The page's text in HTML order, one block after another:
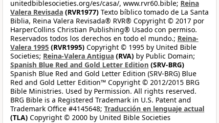
unitedbiblesocieties.org/es/casa/, www.rvr60.bible; Reina
Valera Revisada (RVR1977) Texto bíblico tomado de La Santa
Biblia, Reina Valera Revisada® RVR® Copyright © 2017 por
HarperCollins Christian Publishing® Usado con permiso.
Reservados todos los derechos en todo el mundo.; Reina-
Valera 1995 (RVR1995) Copyright © 1995 by United Bible
Societies; Reina-Valera Antigua (RVA) by Public Domain;
Spanish Blue Red and Gold Letter Edition (SRV-BRG)
Spanish Blue Red and Gold Letter Edition (SRV-BRG) Blue
Red and Gold Letter Edition™ Copyright © 2012/2015 BRG
Bible Ministries. Used by Permission. All rights reserved.
BRG Bible is a Registered Trademark in U.S. Patent and
Trademark Office #4145648; Traducción en lenguaje actual
(TLA) Copyright © 2000 by United Bible Societies